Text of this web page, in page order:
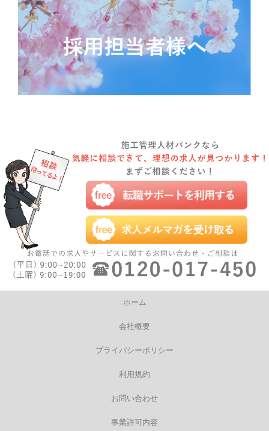
ホーム
会社概要
プライバシーポリシー
利用規約
お問い合わせ
事業許可内容